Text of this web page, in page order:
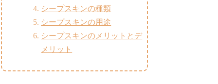
シープスキンの種類
シープスキンの用途
シープスキンのメリットとデ
メリット